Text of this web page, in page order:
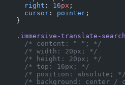
      right
: 16px ;
      cursor
: pointer ;
    }
.immersive-translate-
      /* content: " "; */
      /* width: 20px; */
      /* height: 20px; */
      /* top: 16px; */
      /* position: absolute; */